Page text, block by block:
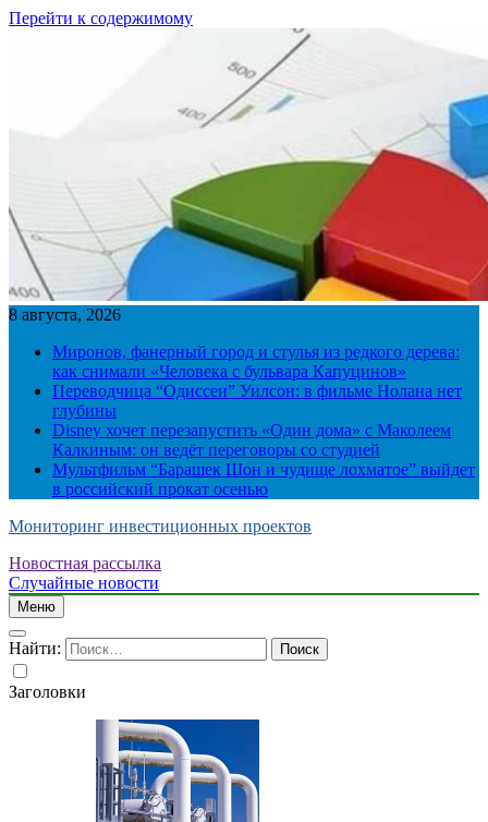
Перейти к содержимому
8 августа, 2026
Миронов, фанерный город и стулья из редкого дерева:
как снимали «Человека с бульвара Капуцинов»
Переводчица “Одиссеи” Уилсон: в фильме Нолана нет
глубины
Disney хочет перезапустить «Один дома» с Маколеем
Калкиным: он ведёт переговоры со студией
Мультфильм “Барашек Шон и чудище лохматое” выйдет
в российский прокат осенью
Мониторинг инвестиционных проектов
Новостная рассылка
Случайные новости
Меню
Найти:
Заголовки